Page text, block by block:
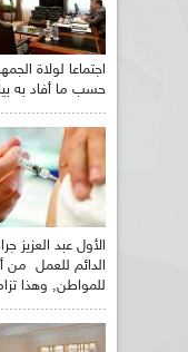
اجتماعا لولاة
حسب ما أفاد به
الأول عبد العزيز
الدائم للعمل من
للمواطن, وهذا